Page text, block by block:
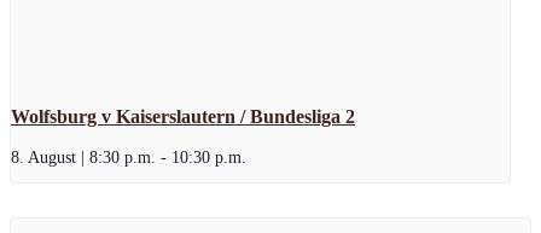
Wolfsburg v Kaiserslautern / Bundesliga 2
8. August | 8:30 p.m. - 10:30 p.m.